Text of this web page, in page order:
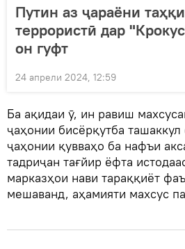
Путин аз ҷараёни
террористӣ дар
он гуфт
24 апрели 2024, 12:59
Ба ақидаи ӯ, ин равиш
ҷаҳонии бисёрқутба
ҷаҳонии қувваҳо ба нафъи
тадриҷан тағйир ёфта
марказҳои нави тараққиёт
мешаванд, аҳамияти махсус